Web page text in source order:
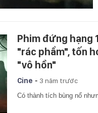
Phim đứng hạng
"rác phẩm", tốn
"vô hồn"
Cine - 3 năm trước
Có thành tích bùng nổ